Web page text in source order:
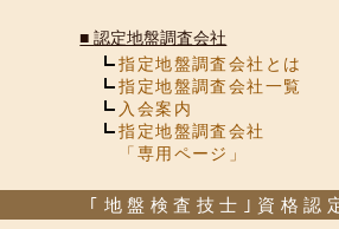
■認定地盤調査会社
指定地盤調査会社とは
指定地盤調査会社一覧
入会案内
指定地盤調査会社
「専用ページ」
｢地盤検査技士｣資格認